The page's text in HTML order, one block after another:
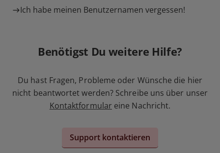
Ich habe meinen Benutzernamen vergessen!
Benötigst Du weitere Hilfe?
Du hast Fragen, Probleme oder Wünsche die hier
nicht beantwortet werden? Schreibe uns über unser
Kontaktformular eine Nachricht.
Support kontaktieren